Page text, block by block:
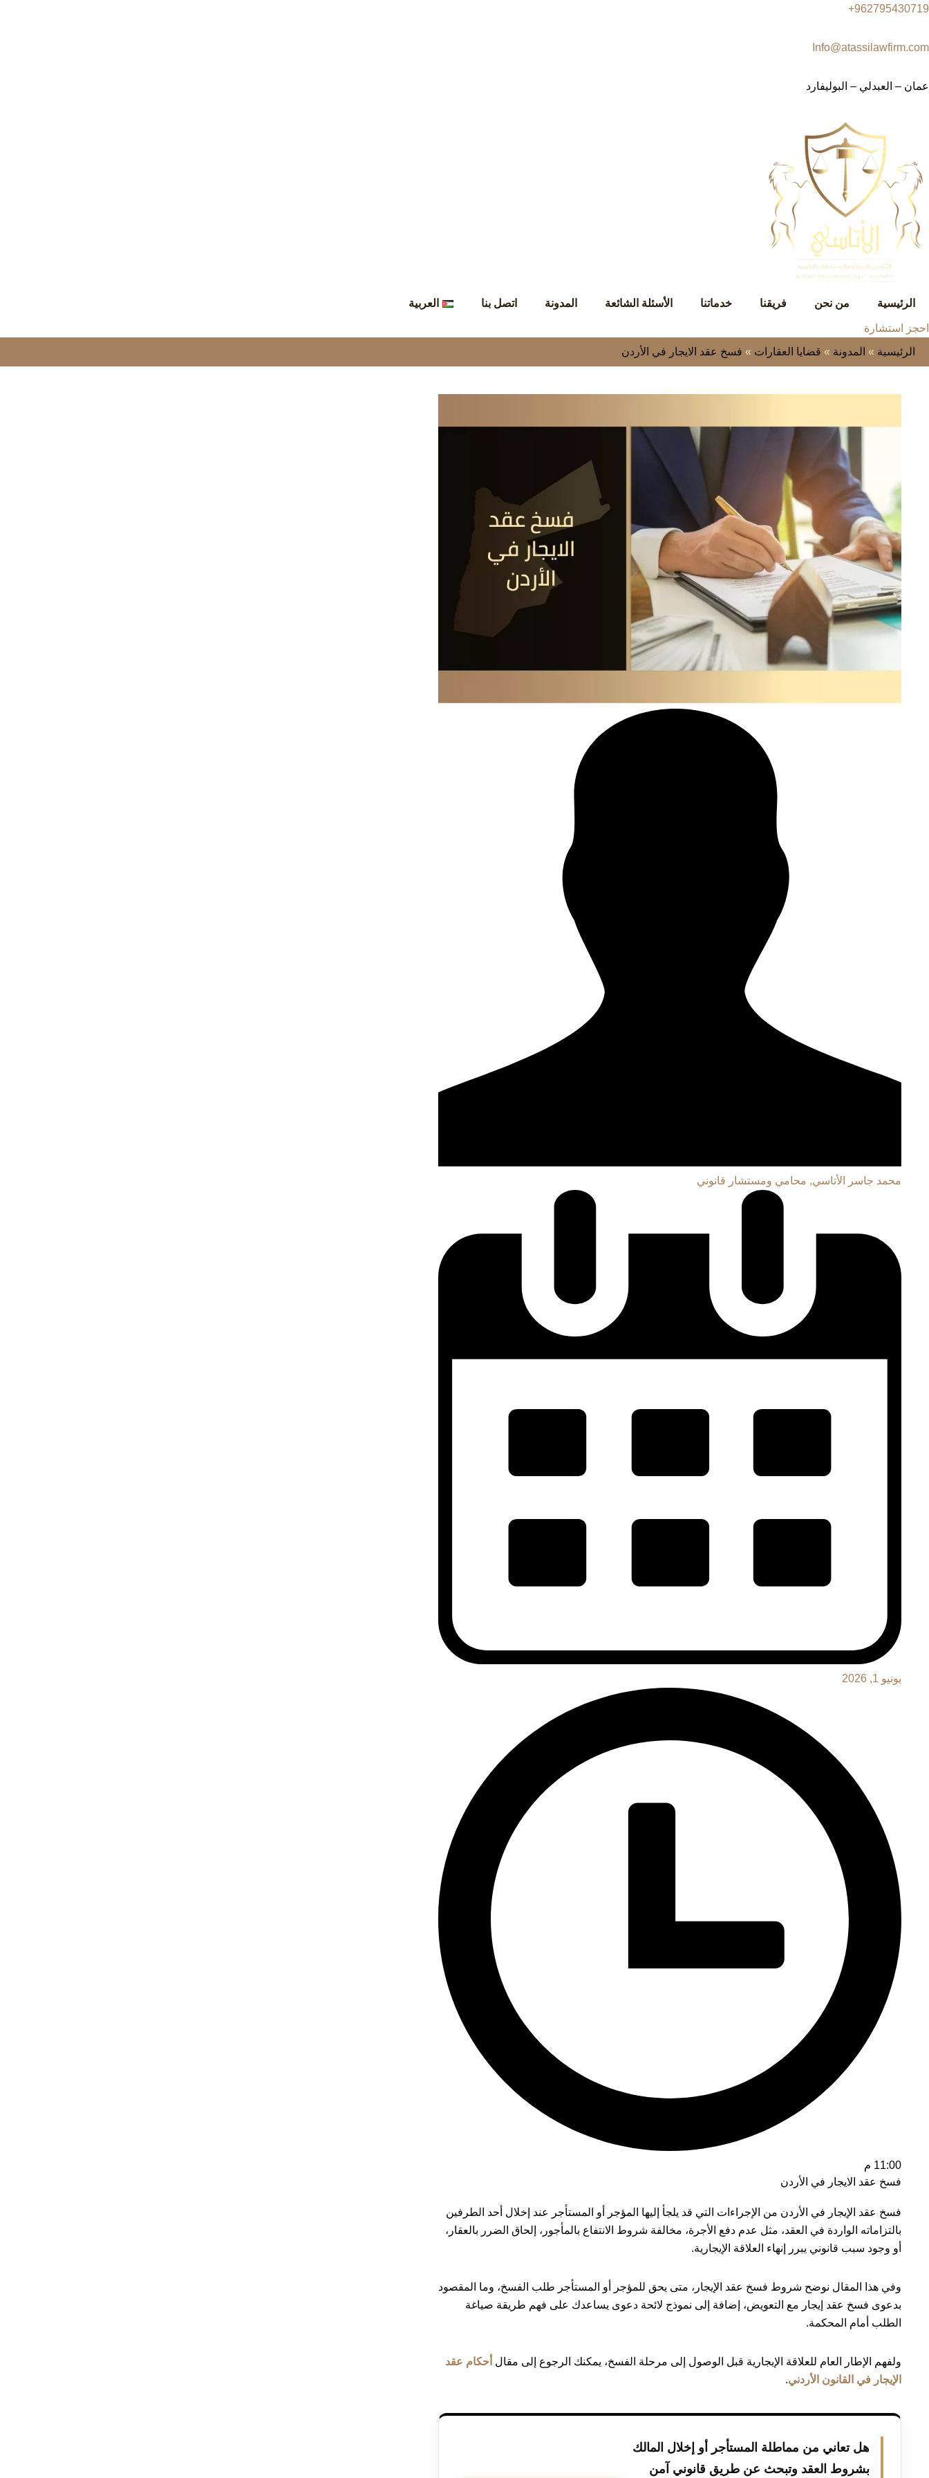
962795430719+
Info@atassilawfirm.com
عمان – العبدلي – البوليفارد
الرئيسية من نحن فريقنا خدماتنا الأسئلة الشائعة المدونة اتصل بنا العربية
احجز استشارة
الرئيسية » المدونة » قضايا العقارات » فسخ عقد الايجار في الأردن
محمد جاسر الأتاسي, محامي ومستشار قانوني
يونيو 1, 2026
11:00 م
فسخ عقد الايجار في الأردن
فسخ عقد الإيجار في الأردن من الإجراءات التي قد يلجأ إليها المؤجر أو المستأجر عند إخلال أحد الطرفين
بالتزاماته الواردة في العقد، مثل عدم دفع الأجرة، مخالفة شروط الانتفاع بالمأجور، إلحاق الضرر بالعقار،
أو وجود سبب قانوني يبرر إنهاء العلاقة الإيجارية.
وفي هذا المقال نوضح شروط فسخ عقد الإيجار، متى يحق للمؤجر أو المستأجر طلب الفسخ، وما المقصود
بدعوى فسخ عقد إيجار مع التعويض، إضافة إلى نموذج لائحة دعوى يساعدك على فهم طريقة صياغة
الطلب أمام المحكمة.
ولفهم الإطار العام للعلاقة الإيجارية قبل الوصول إلى مرحلة الفسخ، يمكنك الرجوع إلى مقال أحكام عقد
الإيجار في القانون الأردني.
هل تعاني من مماطلة المستأجر أو إخلال المالك
بشروط العقد وتبحث عن طريق قانوني آمن